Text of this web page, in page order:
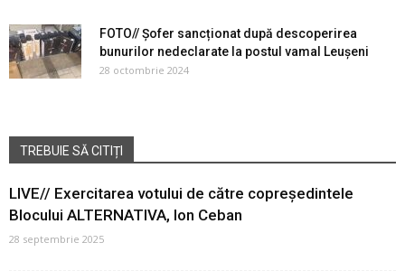
FOTO// Șofer sancționat după descoperirea
bunurilor nedeclarate la postul vamal Leușeni
28 octombrie 2024
TREBUIE SĂ CITIȚI
LIVE// Exercitarea votului de către copreședintele
Blocului ALTERNATIVA, Ion Ceban
28 septembrie 2025